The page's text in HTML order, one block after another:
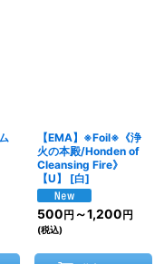
【EMA】※Foil※《浄
火の本殿/Honden of
Cleansing Fire》
【U】
[白]
500 円 ～1,200 円
(税込)